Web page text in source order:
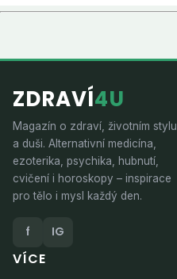
ZDRAVÍ4U
Magazín o zdraví, životním stylu
a duši. Alternativní medicína,
ezoterika, psychika, hubnutí,
cvičení i horoskopy – inspirace
pro tělo i mysl každý den.
f IG
VÍCE